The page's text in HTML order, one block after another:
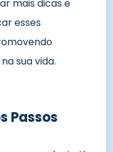
mais dicas e
esses
sua vida.
Passos